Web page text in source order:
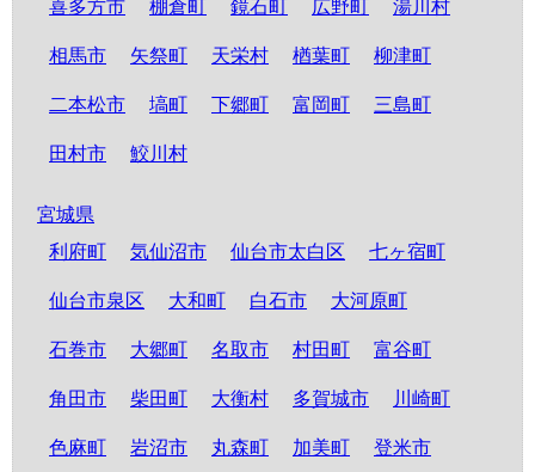
喜多方市 棚倉町 鏡石町 広野町 湯川村
相馬市 矢祭町 天栄村 楢葉町 柳津町
二本松市 塙町 下郷町 富岡町 三島町
田村市 鮫川村
宮城県
利府町
気仙沼市 仙台市太白区 七ヶ宿町
仙台市泉区 大和町 白石市 大河原町
石巻市 大郷町 名取市 村田町 富谷町
角田市 柴田町 大衡村 多賀城市 川崎町
色麻町 岩沼市 丸森町 加美町 登米市